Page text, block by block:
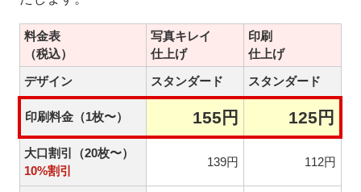
料金表
（税込）
写真キレイ
仕上げ
印刷
仕上げ
デザイン
スタンダード スタンダード
印刷料金（1枚〜） 155円 125円
大口割引（20枚〜）
10%割引
139円 112円